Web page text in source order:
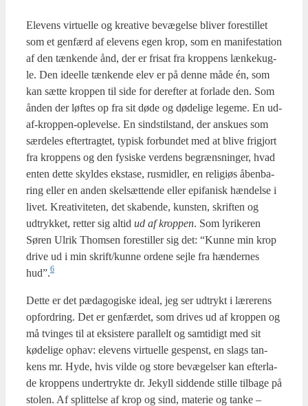
Ele­vens vir­tu­el­le og kre­a­ti­ve bevæ­gel­se bli­ver fore­stil­let
som et gen­færd af ele­vens egen krop, som en mani­fe­sta­tion
af den tæn­ken­de ånd, der er fri­sat fra krop­pens læn­ke­kug­
le. Den ide­el­le tæn­ken­de elev er på den­ne måde én, som
kan sæt­te krop­pen til side for der­ef­ter at for­la­de den. Som
ånden der løf­tes op fra sit døde og døde­li­ge lege­me. En ud-
af-krop­pen-ople­vel­se. En sindstil­stand, der ansku­es som
sær­de­les efter­trag­tet, typisk for­bun­det med at bli­ve fri­gjort
fra krop­pens og den fysi­ske ver­dens begræns­nin­ger, hvad
enten det­te skyl­des ekst­a­se, rus­mid­ler, en reli­gi­øs åben­ba­
ring eller en anden skel­sæt­ten­de eller epi­fa­nisk hæn­del­se i
livet. Kre­a­ti­vi­te­ten, det ska­ben­de, kun­sten, skrif­ten og
udtryk­ket, ret­ter sig altid ud af krop­pen. Som lyri­ke­ren
Søren Ulrik Thom­sen fore­stil­ler sig det: “Kun­ne min krop
dri­ve ud i min skrift/kunne orde­ne sej­le fra hæn­der­nes
hud”.6
Det­te er det pæda­go­gi­ske ide­al, jeg ser udtrykt i lære­rens
opfor­dring. Det er gen­fær­det, som dri­ves ud af krop­pen og
må tvin­ges til at eksi­ste­re paral­lelt og sam­ti­digt med sit
køde­li­ge ophav: ele­vens vir­tu­el­le ges­penst, en slags tan­
kens mr. Hyde, hvis vil­de og sto­re bevæ­gel­ser kan efter­la­
de krop­pens under­tryk­te dr. Jekyll sid­den­de stil­le til­ba­ge på
sto­len. Af split­tel­se af krop og sind, mate­rie og tan­ke –